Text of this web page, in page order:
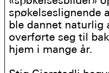
spøkelseslignende
ble dannet naturlig
overførte seg til
hjem i mange år.